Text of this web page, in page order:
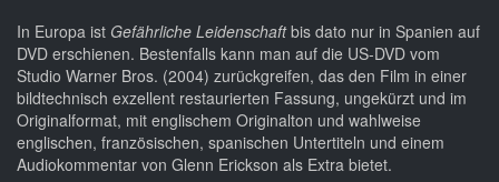
In Europa ist Gefährliche Leidenschaftbis dato nur in Spanien auf
DVD erschienen. Bestenfalls kann man auf die US-DVD vom
Studio Warner Bros. (2004) zurückgreifen, das den Film in einer
bildtechnisch exzellent restaurierten Fassung, ungekürzt und im
Originalformat, mit englischem Originalton und wahlweise
englischen, französischen, spanischen Untertiteln und einem
Audiokommentar von Glenn Erickson als Extra bietet.